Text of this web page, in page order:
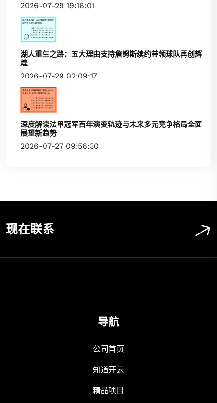
2026-07-29 19:16:01
湖人重生之路：五大理由支持詹姆斯续约带领球队再创辉
煌
2026-07-29 02:09:17
深度解读法甲冠军百年演变轨迹与未来多元竞争格局全面
展望新趋势
2026-07-27 09:56:30
现在联系
导航
公司首页
知道开云
精品项目